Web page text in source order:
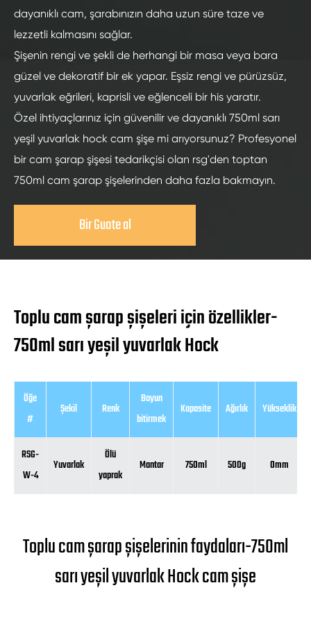
dayanıklı cam, şarabınızın daha uzun süre taze ve
lezzetli kalmasını sağlar.
Şişenin rengi ve şekli de herhangi bir masa veya bara
güzel ve dekoratif bir ek yapar. Eşsiz rengi ve pürüzsüz,
yuvarlak eğrileri, kaprisli ve eğlenceli bir his yaratır.
Özel ihtiyaçlarınız için güvenilir ve dayanıklı 750ml sarı
yeşil yuvarlak hock cam şişe mi arıyorsunuz? Profesyonel
bir cam şarap şişesi tedarikçisi olan rsg'den toptan
750ml cam şarap şişelerinden daha fazla bakmayın.
Bir Guote al
Toplu cam şarap şişeleri için özellikler-
750ml sarı yeşil yuvarlak Hock
Öğe
#
Şekil Renk
Boyun
bitirmek
Kapasite Ağırlık Yükseklik
RSG-
W-4
Yuvarlak
Ölü
yaprak
Mantar 750ml 500g 0mm
Toplu cam şarap şişelerinin faydaları-750ml
sarı yeşil yuvarlak Hock cam şişe